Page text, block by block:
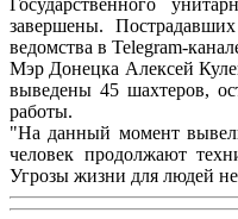
Государственного
завершены.
ведомства в Telegram-
Мэр Донецка Алексей
выведены 45 шахтеров,
работы.
"На данный момент
человек продолжают
Угрозы жизни для людей